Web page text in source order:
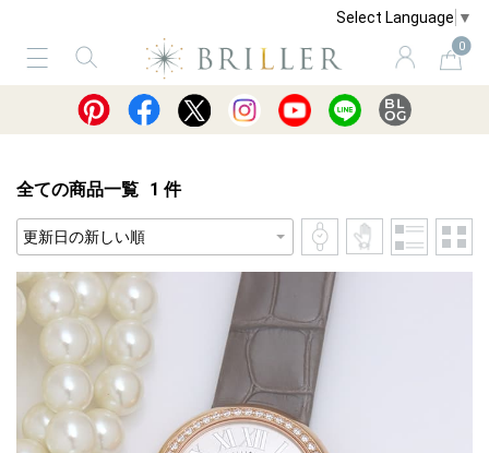
Select Language ▼
0
サービス ショッピングガイド 買取
全ての商品一覧 1 件